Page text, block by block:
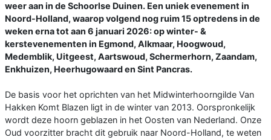
weer aan in de Schoorlse Duinen. Een uniek evenement in
Noord-Holland, waarop volgend nog ruim 15 optredens in de
weken erna tot aan 6 januari 2026: op winter- &
kerstevenementen in Egmond, Alkmaar, Hoogwoud,
Medemblik, Uitgeest, Aartswoud, Schermerhorn, Zaandam,
Enkhuizen, Heerhugowaard en Sint Pancras.
De basis voor het oprichten van het Midwinterhoorngilde Van
Hakken Komt Blazen ligt in de winter van 2013. Oorspronkelijk
wordt deze hoorn geblazen in het Oosten van Nederland. Onze
Oud voorzitter bracht dit gebruik naar Noord-Holland, te weten